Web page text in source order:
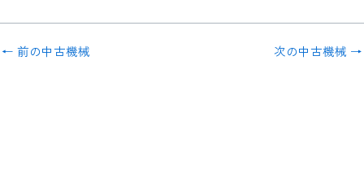
← 前の中古機械 次の中古機械 →